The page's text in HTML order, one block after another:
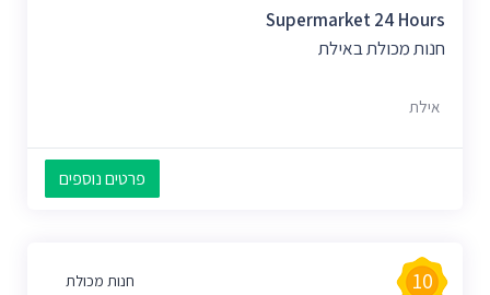
Supermarket 24 Hours
חנות מכולת באילת
אילת
פרטים נוספים
חנות מכולת 10